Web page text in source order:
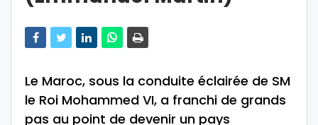
Le Maroc, sous la conduite éclairée de SM
le Roi Mohammed VI, a franchi de grands
pas au point de devenir un pays